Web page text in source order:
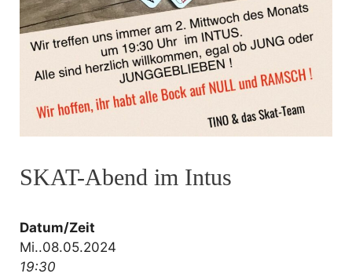
SKAT-Abend im Intus
Datum/Zeit
Mi..08.05.2024
19:30